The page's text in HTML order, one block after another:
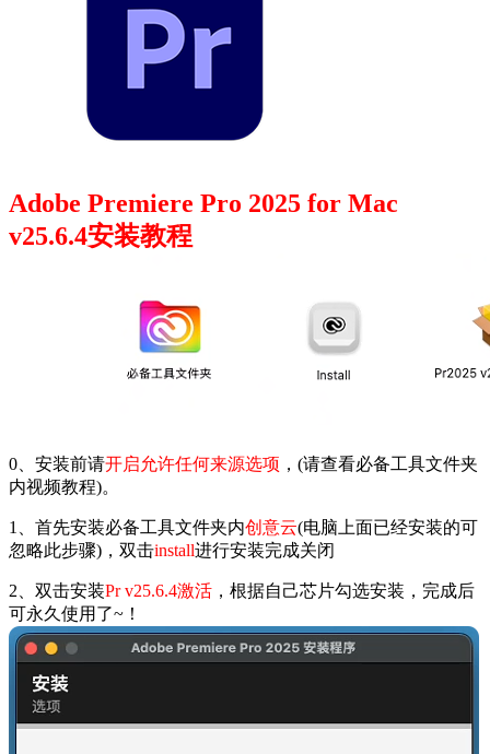
Adobe Premiere Pro 2025 for Mac
v25.6.4安装教程
0、安装前请开启允许任何来源选项 ，(请查看必备工具文件夹
内视频教程)。
1、首先安装必备工具文件夹内创意云(电脑上面已经安装的可
忽略此步骤)，双击install进行安装完成关闭
2、双击安装Pr v25.6.4激活 ，根据自己芯片勾选安装，完成后
可永久使用了~！